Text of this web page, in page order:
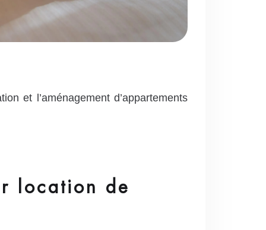
et l’aménagement d’appartements
location de